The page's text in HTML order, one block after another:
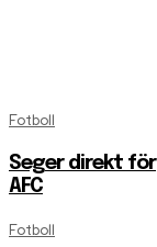
Fotboll
Seger direkt för
AFC
Fotboll